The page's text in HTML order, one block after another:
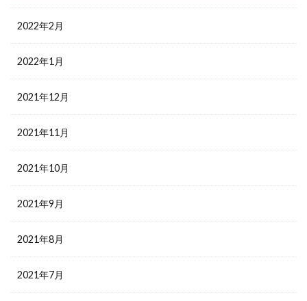
2022年2月
2022年1月
2021年12月
2021年11月
2021年10月
2021年9月
2021年8月
2021年7月